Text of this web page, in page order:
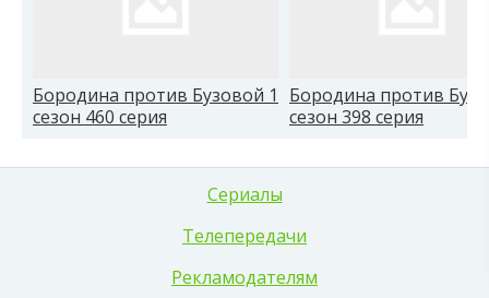
Бородина против Бузовой 1
сезон 460 серия
Бородина против
сезон 398 серия
Сериалы
Телепередачи
Рекламодателям